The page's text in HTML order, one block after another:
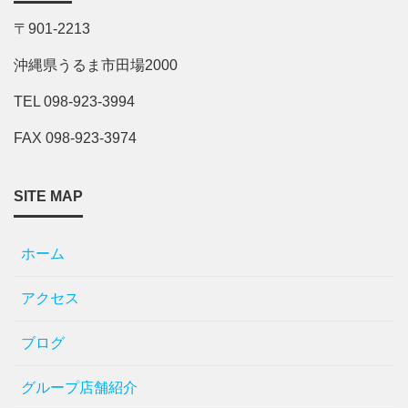
〒901-2213
沖縄県うるま市田場2000
TEL 098-923-3994
FAX 098-923-3974
SITE MAP
ホーム
アクセス
ブログ
グループ店舗紹介